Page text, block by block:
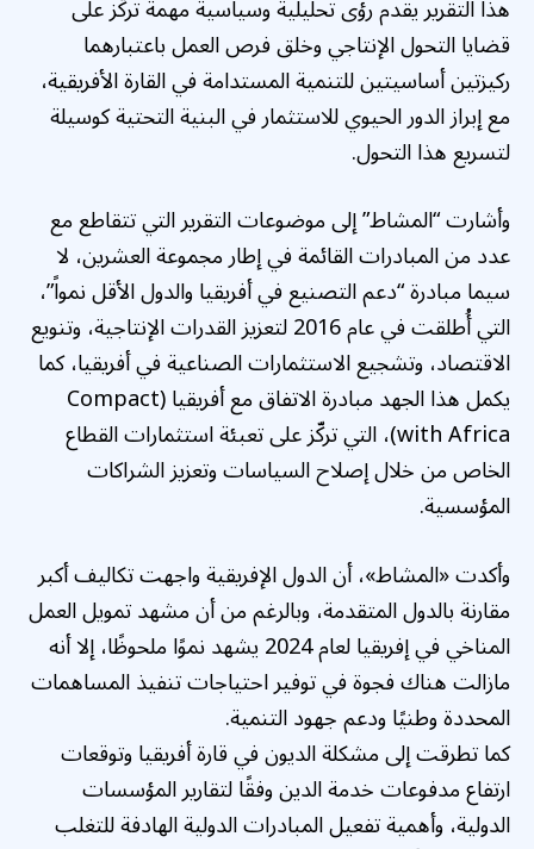
قضايا التحول الإنتاجي وخلق فرص العمل باعتبارهما
ركيزتين أساسيتين للتنمية المستدامة في القارة الأفريقية،
مع إبراز الدور الحيوي للاستثمار في البنية التحتية كوسيلة
لتسريع هذا التحول.
وأشارت “المشاط” إلى موضوعات التقرير التي تتقاطع مع
عدد من المبادرات القائمة في إطار مجموعة العشرين، لا
سيما مبادرة “دعم التصنيع في أفريقيا والدول الأقل نمواً”،
التي أُطلقت في عام 2016 لتعزيز القدرات الإنتاجية، وتنويع
الاقتصاد، وتشجيع الاستثمارات الصناعية في أفريقيا، كما
يكمل هذا الجهد مبادرة الاتفاق مع أفريقيا (Compact
with Africa)، التي تركّز على تعبئة استثمارات القطاع
الخاص من خلال إصلاح السياسات وتعزيز الشراكات
المؤسسية.
وأكدت «المشاط»، أن الدول الإفريقية واجهت تكاليف أكبر
مقارنة بالدول المتقدمة، وبالرغم من أن مشهد تمويل العمل
المناخي في إفريقيا لعام 2024 يشهد نموًا ملحوظًا، إلا أنه
مازالت هناك فجوة في توفير احتياجات تنفيذ المساهمات
المحددة وطنيًا ودعم جهود التنمية.
كما تطرقت إلى مشكلة الديون في قارة أفريقيا وتوقعات
ارتفاع مدفوعات خدمة الدين وفقًا لتقارير المؤسسات
الدولية، وأهمية تفعيل المبادرات الدولية الهادفة للتغلب